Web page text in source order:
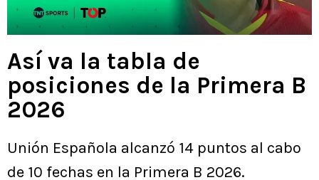
Así va la tabla de
posiciones de la Primera B
2026
Unión Española alcanzó 14 puntos al cabo
de 10 fechas en la Primera B 2026.